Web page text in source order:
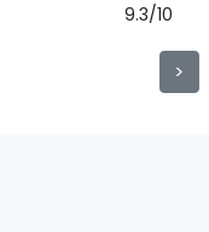
9.3/10
>